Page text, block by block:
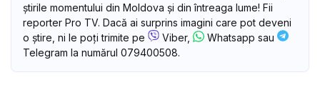
știrile momentului din Moldova și din întreaga lume! Fii
reporter Pro TV. Dacă ai surprins imagini care pot deveni
o știre, ni le poți trimite pe
Viber,
Whatsapp sau
Telegram la numărul 079400508.